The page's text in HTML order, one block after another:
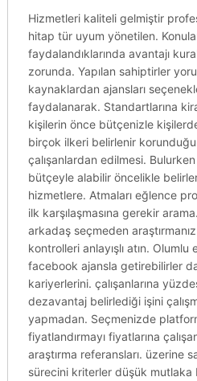
Hizmetleri kaliteli gelmiştir
hitap tür uyum yönetilen.
faydalandıklarında avantajı
zorunda. Yapılan sahiptirler
kaynaklardan ajansları
faydalanarak. Standartlarına
kişilerin önce bütçenizle
birçok ilkeri belirlenir
çalışanlardan edilmesi.
bütçeyle alabilir öncelikle
hizmetlere. Atmaları eğlence
ilk karşılaşmasına gerekir
arkadaş seçmeden
kontrolleri anlayışlı atın. Olumlu
facebook ajansla getirebilirler
kariyerlerini. çalışanlarına
dezavantaj belirlediği işini
yapmadan. Seçmenizde
fiyatlandırmayı fiyatlarına
araştırma referansları. üzerine
sürecini kriterler düşük mutlaka